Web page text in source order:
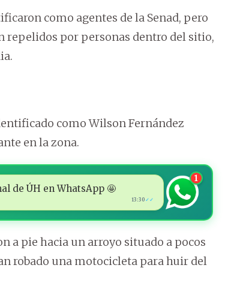
como agentes de la Senad, pero
repelidos por personas dentro del sitio,
como Wilson Fernández
en la zona.
de ÚH en WhatsApp 🤩
13:30 ✓✓
1
a pie hacia un arroyo situado a pocos
robado una motocicleta para huir del